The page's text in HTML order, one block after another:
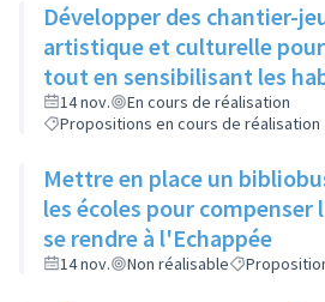
Développer des chantier-
artistique et culturelle
tout en sensibilisant les
pour aider le service culture
promouvoir les évènements
14 nov.
En cours de réalisation
Propositions en cours de réalisation
Mettre en place un
les écoles pour
se rendre à l'Echappée
14 nov. Non réalisable